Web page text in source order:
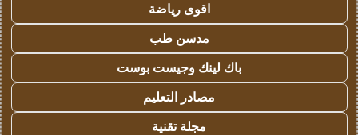
اقوى رياضة
مدسن طب
باك لينك وجيست بوست
مصادر التعليم
مجلة تقنية